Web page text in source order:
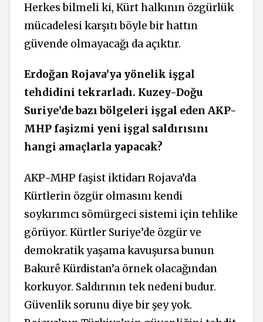
Herkes bilmeli ki, Kürt halkının özgürlük
mücadelesi karşıtı böyle bir hattın
güvende olmayacağı da açıktır.
Erdoğan Rojava’ya yönelik işgal
tehdidini tekrarladı. Kuzey-Doğu
Suriye’de bazı bölgeleri işgal eden AKP-
MHP faşizmi yeni işgal saldırısını
hangi amaçlarla yapacak?
AKP-MHP faşist iktidarı Rojava’da
Kürtlerin özgür olmasını kendi
soykırımcı sömürgeci sistemi için tehlike
görüyor. Kürtler Suriye’de özgür ve
demokratik yaşama kavuşursa bunun
Bakurê Kürdistan’a örnek olacağından
korkuyor. Saldırının tek nedeni budur.
Güvenlik sorunu diye bir şey yok.